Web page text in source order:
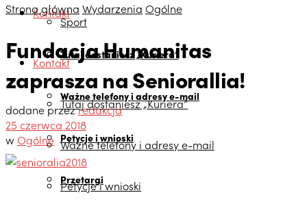
Kontakt
Tutaj dostaniesz „Kuriera”
Ważne telefony i adresy e-mail
Petycje i wnioski
Przetargi
Sport
Kontakt
Tutaj dostaniesz „Kuriera”
Ważne telefony i adresy e-mail
Petycje i wnioski
Strona główna Wydarzenia Ogólne
Fundacja Humanitas
zaprasza na Seniorallia!
dodane przezredakcja
25 czerwca 2018
wOgólne